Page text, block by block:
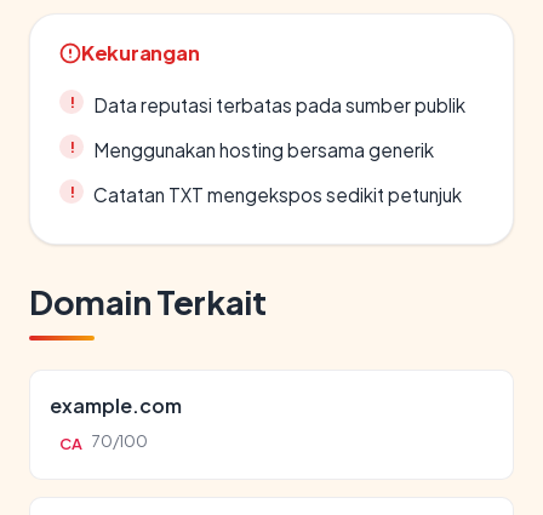
Kekurangan
Data reputasi terbatas pada sumber publik
Menggunakan hosting bersama generik
Catatan TXT mengekspos sedikit petunjuk
Domain Terkait
example.com
CA 70/100